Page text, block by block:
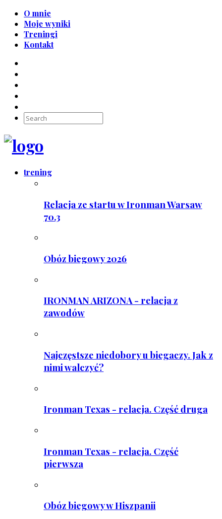
O mnie
Moje wyniki
Treningi
Kontakt
trening
Relacja ze startu w Ironman Warsaw
70.3
Obóz biegowy 2026
IRONMAN ARIZONA - relacja z
zawodów
Najczęstsze niedobory u biegaczy. Jak z
nimi walczyć?
Ironman Texas - relacja. Część druga
Ironman Texas - relacja. Część
pierwsza
Obóz biegowy w Hiszpanii